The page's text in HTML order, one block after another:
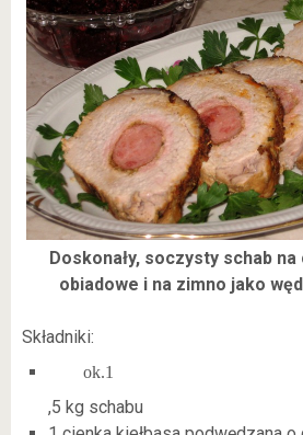
Doskonały, soczysty schab na
obiadowe i na zimno jako
Składniki:
ok.1
,5 kg schabu